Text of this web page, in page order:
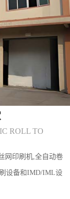
ROLL TO
网印刷机,全自动卷
设备和IMD/IML设
法： 一、制版方法
脂&rarr;烘干&rarr;
板
左右、湿度
后模都要放IMD片